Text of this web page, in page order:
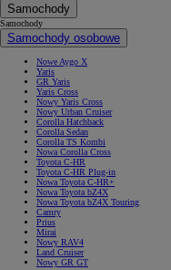
Samochody
Samochody
Samochody osobowe
Nowe Aygo X
Yaris
GR Yaris
Yaris Cross
Nowy Yaris Cross
Nowy Urban Cruiser
Corolla Hatchback
Corolla Sedan
Corolla TS Kombi
Nowa Corolla Cross
Toyota C-HR
Toyota C-HR Plug-in
Nowa Toyota C-HR+
Nowa Toyota bZ4X
Nowa Toyota bZ4X Touring
Camry
Prius
Mirai
Nowy RAV4
Land Cruiser
Nowy GR GT